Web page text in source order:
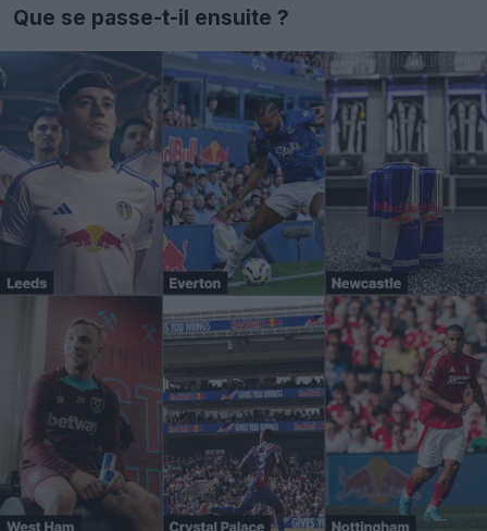
Que se passe-t-il ensuite ?